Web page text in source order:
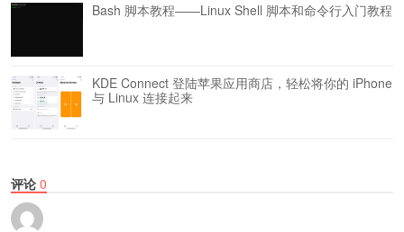
Bash 脚本教程——Linux Shell 脚本和命令行入门教程
KDE Connect 登陆苹果应用商店，轻松将你的 iPhone
与 Linux 连接起来
评论 0